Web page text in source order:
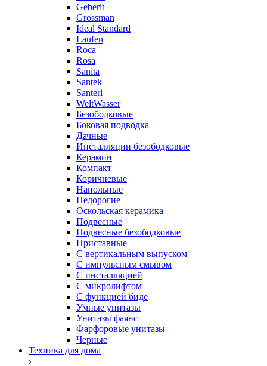
Geberit
Grossman
Ideal Standard
Laufen
Roca
Rosa
Sanita
Santek
Santeri
WeltWasser
Безободковые
Боковая подводка
Дачные
Инсталляции безободковые
Керамин
Компакт
Коричневые
Напольные
Недорогие
Оскольская керамика
Подвесные
Подвесные безободковые
Приставные
С вертикальным выпуском
С импульсным смывом
С инсталляцией
С микролифтом
С функцией биде
Умные унитазы
Унитазы фаянс
Фарфоровые унитазы
Черные
Техника для дома